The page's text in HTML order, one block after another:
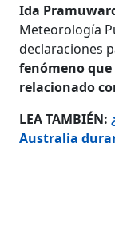
Ida
Meteorología
declaraciones
fenómeno que
relacionado
LEA TAMBIÉN:
Australia